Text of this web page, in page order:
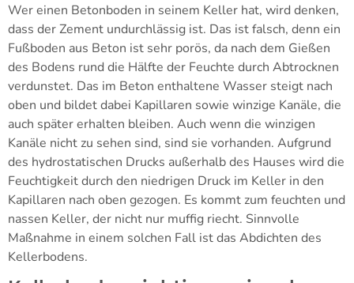
Wer einen Betonboden in seinem Keller hat, wird denken,
dass der Zement undurchlässig ist. Das ist falsch, denn ein
Fußboden aus Beton ist sehr porös, da nach dem Gießen
des Bodens rund die Hälfte der Feuchte durch Abtrocknen
verdunstet. Das im Beton enthaltene Wasser steigt nach
oben und bildet dabei Kapillaren sowie winzige Kanäle, die
auch später erhalten bleiben. Auch wenn die winzigen
Kanäle nicht zu sehen sind, sind sie vorhanden. Aufgrund
des hydrostatischen Drucks außerhalb des Hauses wird die
Feuchtigkeit durch den niedrigen Druck im Keller in den
Kapillaren nach oben gezogen. Es kommt zum feuchten und
nassen Keller, der nicht nur muffig riecht. Sinnvolle
Maßnahme in einem solchen Fall ist das Abdichten des
Kellerbodens.